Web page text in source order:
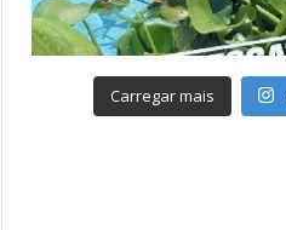
Carregar mais